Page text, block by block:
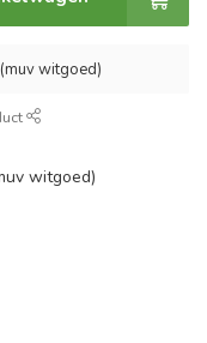
witgoed)
witgoed)